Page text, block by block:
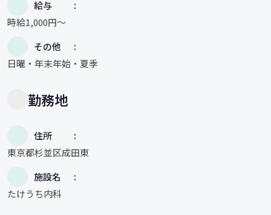
給与
時給1,000円～
その他
日曜・年末年始・夏季
勤務地
住所
東京都杉並区成田東
施設名
たけうち内科